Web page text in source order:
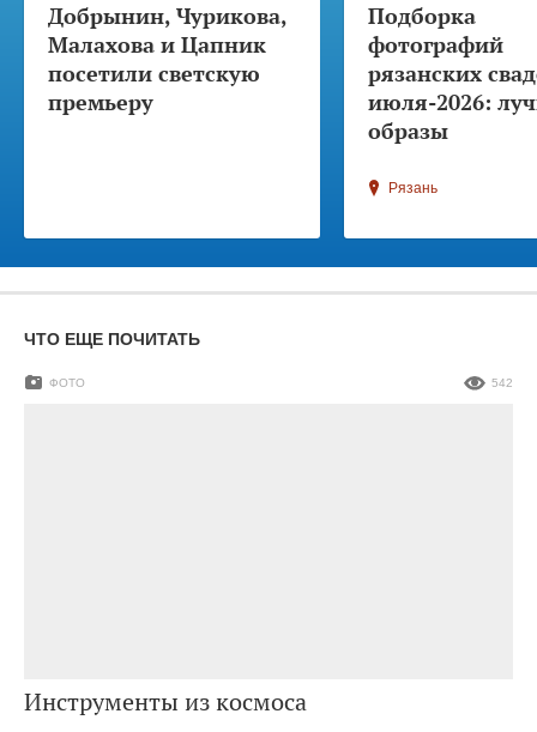
Добрынин, Чурикова,
Малахова и Цапник
посетили светскую
премьеру
Подборка
фотографий
рязанских
июля-2026:
образы
Рязань
ЧТО ЕЩЕ ПОЧИТАТЬ
Инструменты из космоса
ФОТО 542